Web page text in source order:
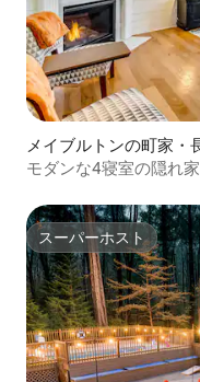
メイブルトンの町家・
モダンな4寝室の隠れ
スーパーホスト
スーパーホスト